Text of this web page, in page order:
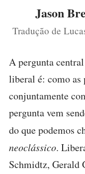
Jason
Tradução de
A pergunta
liberal é: como as
conjuntamente
pergunta vem
do que podemos
neoclássico.
Schmidtz, Gerald